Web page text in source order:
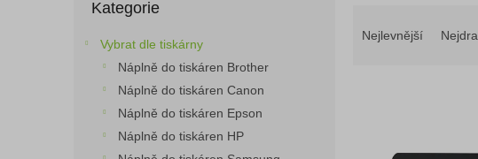
kategorie
Kategorie
Vybrat dle tiskárny
Náplně do tiskáren Brother
Náplně do tiskáren Canon
Náplně do tiskáren Epson
Náplně do tiskáren HP
Nejlevnější